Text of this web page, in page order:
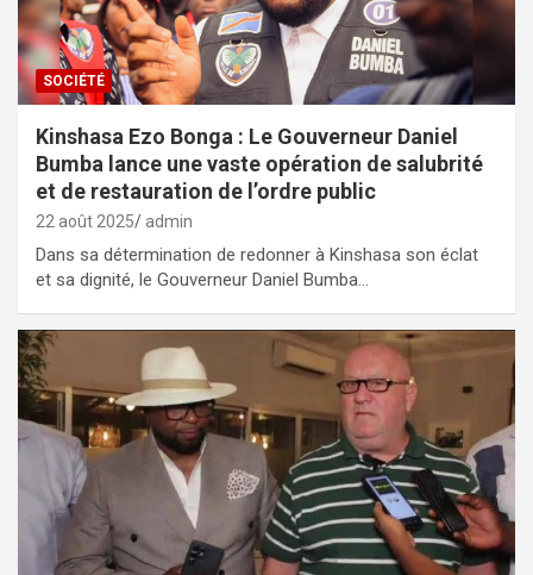
SOCIÉTÉ
Kinshasa Ezo Bonga : Le Gouverneur Daniel
Bumba lance une vaste opération de salubrité
et de restauration de l’ordre public
22 août 2025 admin
Dans sa détermination de redonner à Kinshasa son éclat
et sa dignité, le Gouverneur Daniel Bumba…